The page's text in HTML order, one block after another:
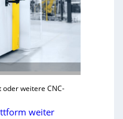
weitere CNC-
weiter